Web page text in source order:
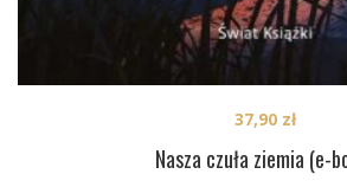
Nasza czuła ziemia (e-
37,90 zł